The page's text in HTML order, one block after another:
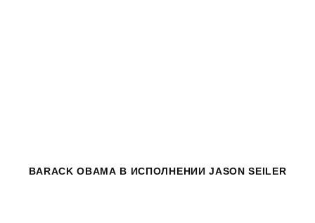
BARACK OBAMA В ИСПОЛНЕНИИ JASON SEILER